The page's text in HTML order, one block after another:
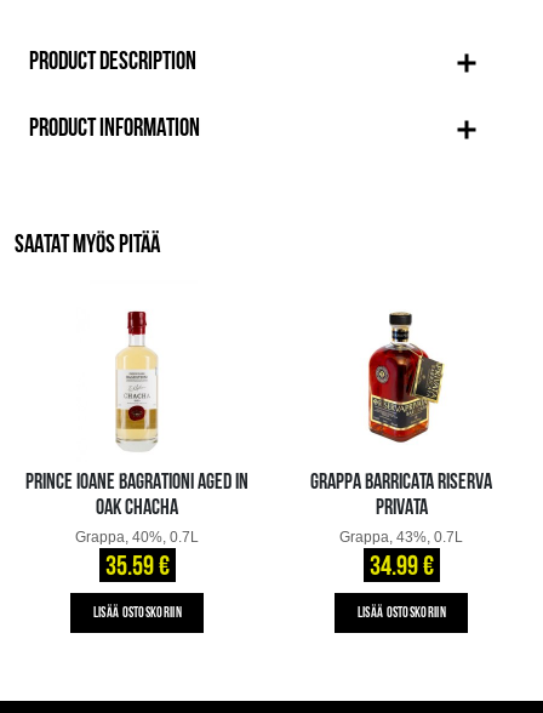
PRODUCT DESCRIPTION
PRODUCT INFORMATION
SAATAT MYÖS PITÄÄ
PRINCE IOANE BAGRATIONI AGED IN
OAK CHACHA
Grappa, 40%, 0.7L
35.59 €
LISÄÄ OSTOSKORIIN
GRAPPA BARRICATA RISERVA
PRIVATA
Grappa, 43%, 0.7L
34.99 €
LISÄÄ OSTOSKORIIN